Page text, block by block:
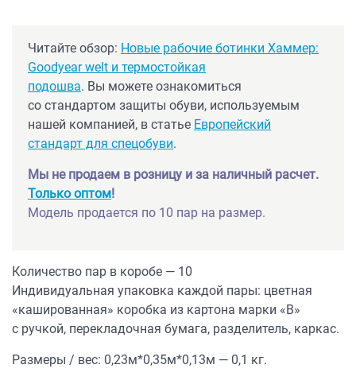
Читайте обзор: Новые рабочие ботинки Хаммер:
Goodyear welt и термостойкая
подошва. Вы можете ознакомиться
со стандартом защиты обуви, используемым
нашей компанией, в статье Европейский
стандарт для спецобуви.
Мы не продаем в розницу и за наличный расчет.
Только оптом!
Модель продается по 10 пар на размер.
Количество пар в коробе — 10
Индивидуальная упаковка каждой пары: цветная
«кашированная» коробка из картона марки «В»
с ручкой, перекладочная бумага, разделитель, каркас.
Размеры / вес: 0,23м*0,35м*0,13м — 0,1 кг.